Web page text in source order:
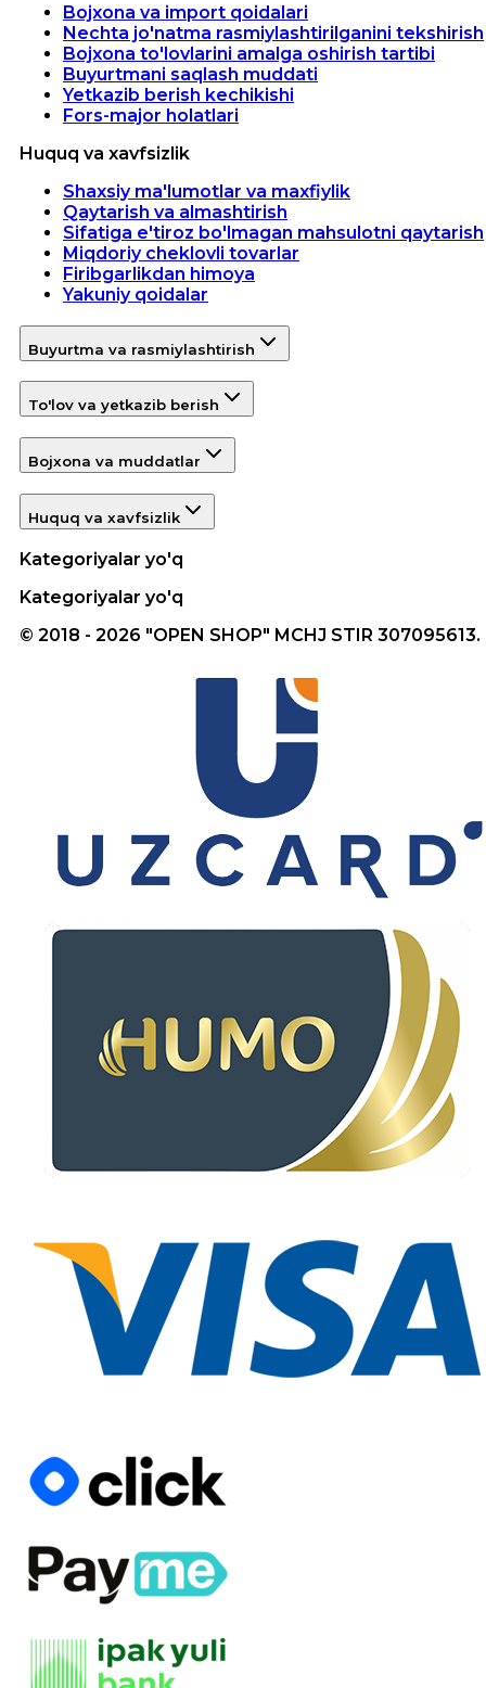
Bojxona va import qoidalari
Nechta jo'natma rasmiylashtirilganini tekshirish
Bojxona to'lovlarini amalga oshirish tartibi
Buyurtmani saqlash muddati
Yetkazib berish kechikishi
Fors-major holatlari
Huquq va xavfsizlik
Shaxsiy ma'lumotlar va maxfiylik
Qaytarish va almashtirish
Sifatiga e'tiroz bo'lmagan mahsulotni qaytarish
Miqdoriy cheklovli tovarlar
Firibgarlikdan himoya
Yakuniy qoidalar
Buyurtma va rasmiylashtirish
To'lov va yetkazib berish
Bojxona va muddatlar
Huquq va xavfsizlik
Kategoriyalar yo'q
Kategoriyalar yo'q
© 2018 - 2026 "OPEN SHOP" MCHJ STIR 307095613.